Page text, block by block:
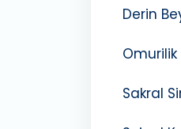
Derin
Sakral